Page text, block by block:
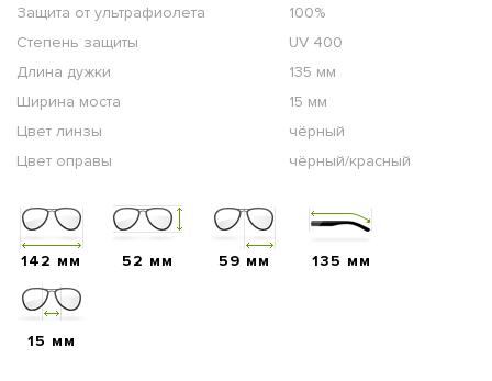
Защита от ультрафиолета
100%
Степень защиты
UV 400
Длина дужки
135 мм
Ширина моста
15 мм
Цвет линзы
чёрный
Цвет оправы
чёрный/красный
142 мм 52 мм 59 мм 135 мм
15 мм